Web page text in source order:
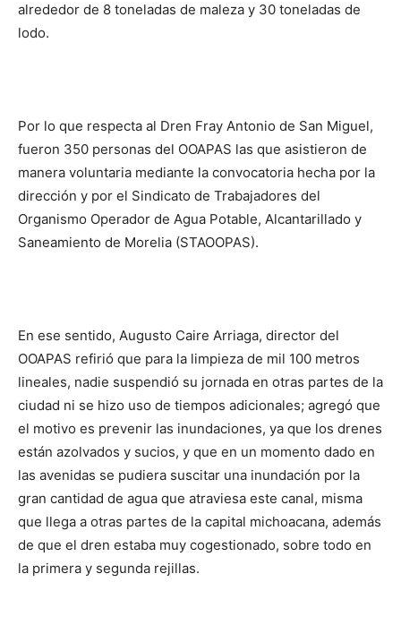
alrededor de 8 toneladas de maleza y 30 toneladas de
lodo.
Por lo que respecta al Dren Fray Antonio de San Miguel,
fueron 350 personas del OOAPAS las que asistieron de
manera voluntaria mediante la convocatoria hecha por la
dirección y por el Sindicato de Trabajadores del
Organismo Operador de Agua Potable, Alcantarillado y
Saneamiento de Morelia (STAOOPAS).
En ese sentido, Augusto Caire Arriaga, director del
OOAPAS refirió que para la limpieza de mil 100 metros
lineales, nadie suspendió su jornada en otras partes de la
ciudad ni se hizo uso de tiempos adicionales; agregó que
el motivo es prevenir las inundaciones, ya que los drenes
están azolvados y sucios, y que en un momento dado en
las avenidas se pudiera suscitar una inundación por la
gran cantidad de agua que atraviesa este canal, misma
que llega a otras partes de la capital michoacana, además
de que el dren estaba muy cogestionado, sobre todo en
la primera y segunda rejillas.